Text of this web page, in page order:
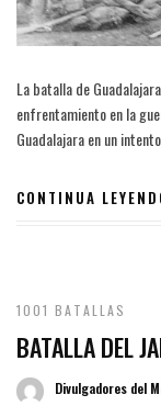
La batalla de
enfrentamiento en la
Guadalajara en un
CONTINUA
1001 BATALLAS
BATALLA DEL
Divulgadores del